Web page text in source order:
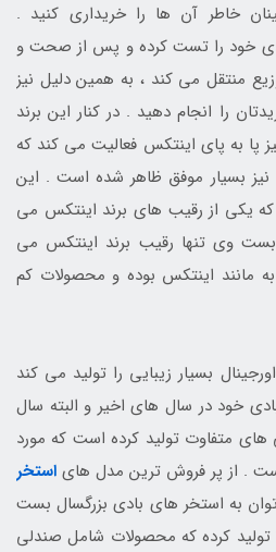
خاطر آن ها را خریداری کنید .
خود را تست کرده و پس از صحت و
منتقل می کند ، به همین دلیل نیز
را انجام دهید . در کنار این برند
پا به پای اینتکس فعالیت می کند که
بسیار موفق ظاهر شده است . این
که یکی از رقیب های برند اینتکس می
وی تنها رقیب برند اینتکس می
مانند اینتکس بوده و محصولات کم
بسیار زیبایی را تولید می کند
خود در سال های اخیر و البته سال
متفاوت تولید کرده است که مورد
است . از پر فروش ترین مدل های استخر
به استخر های بادی بزرگسال بست
وی اشاره کرد که در سال 2022 تولید کرده که محصولات شامل صندلی